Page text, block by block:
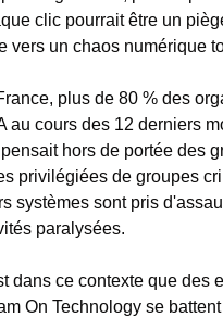
clic pourrait être un
vers un chaos numérique
plus de 80 % des
au cours des 12 derniers
pensait hors de portée des
privilégiées de groupes
systèmes sont pris
paralysées.
dans ce contexte que des
On Technology se